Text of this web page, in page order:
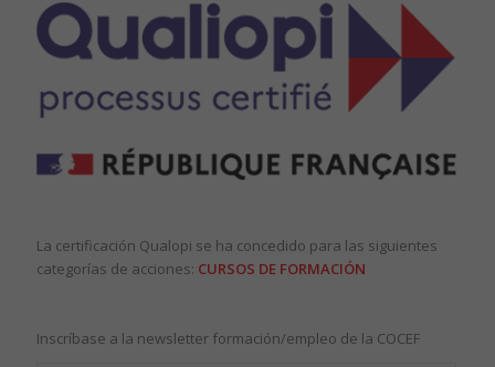
La certificación Qualopi se ha concedido para las siguientes
categorías de acciones: CURSOS DE FORMACIÓN
Inscríbase a la newsletter formación/empleo de la COCEF